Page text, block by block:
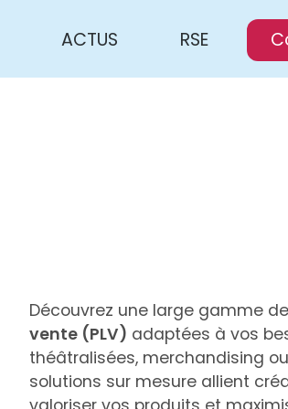
ACTUS RSE
Découvrez une large gamme de
vente (PLV) adaptées à vos
théâtralisées, merchandising
solutions sur mesure allient